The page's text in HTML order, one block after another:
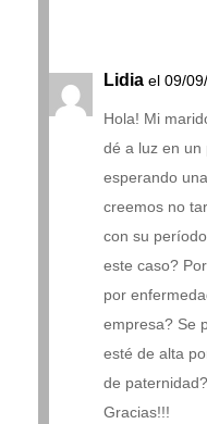
Lidia el 09/
Hola! Mi
dé a luz en un
esperando
creemos no
con su
este caso?
por
empresa? Se
esté de alta
de paternidad?
Gracias!!!